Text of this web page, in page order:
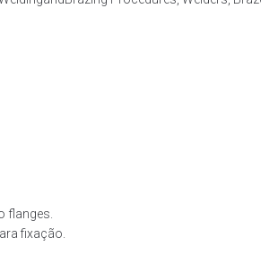
flanges.
fixação.